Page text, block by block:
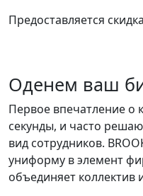
Предоставляется
Оденем ваш
Первое впечатление о
секунды, и часто
вид сотрудников.
униформу в элемент
объединяет коллектив